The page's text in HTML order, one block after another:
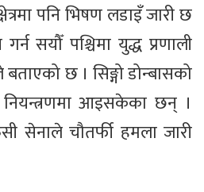
पनि भिषण लडाइँ जारी छ
सयौँ पश्चिमा युद्ध प्रणाली
छ । सिङ्गो डोन्बासको
आइसकेका छन् ।
सेनाले चौतर्फी हमला जारी